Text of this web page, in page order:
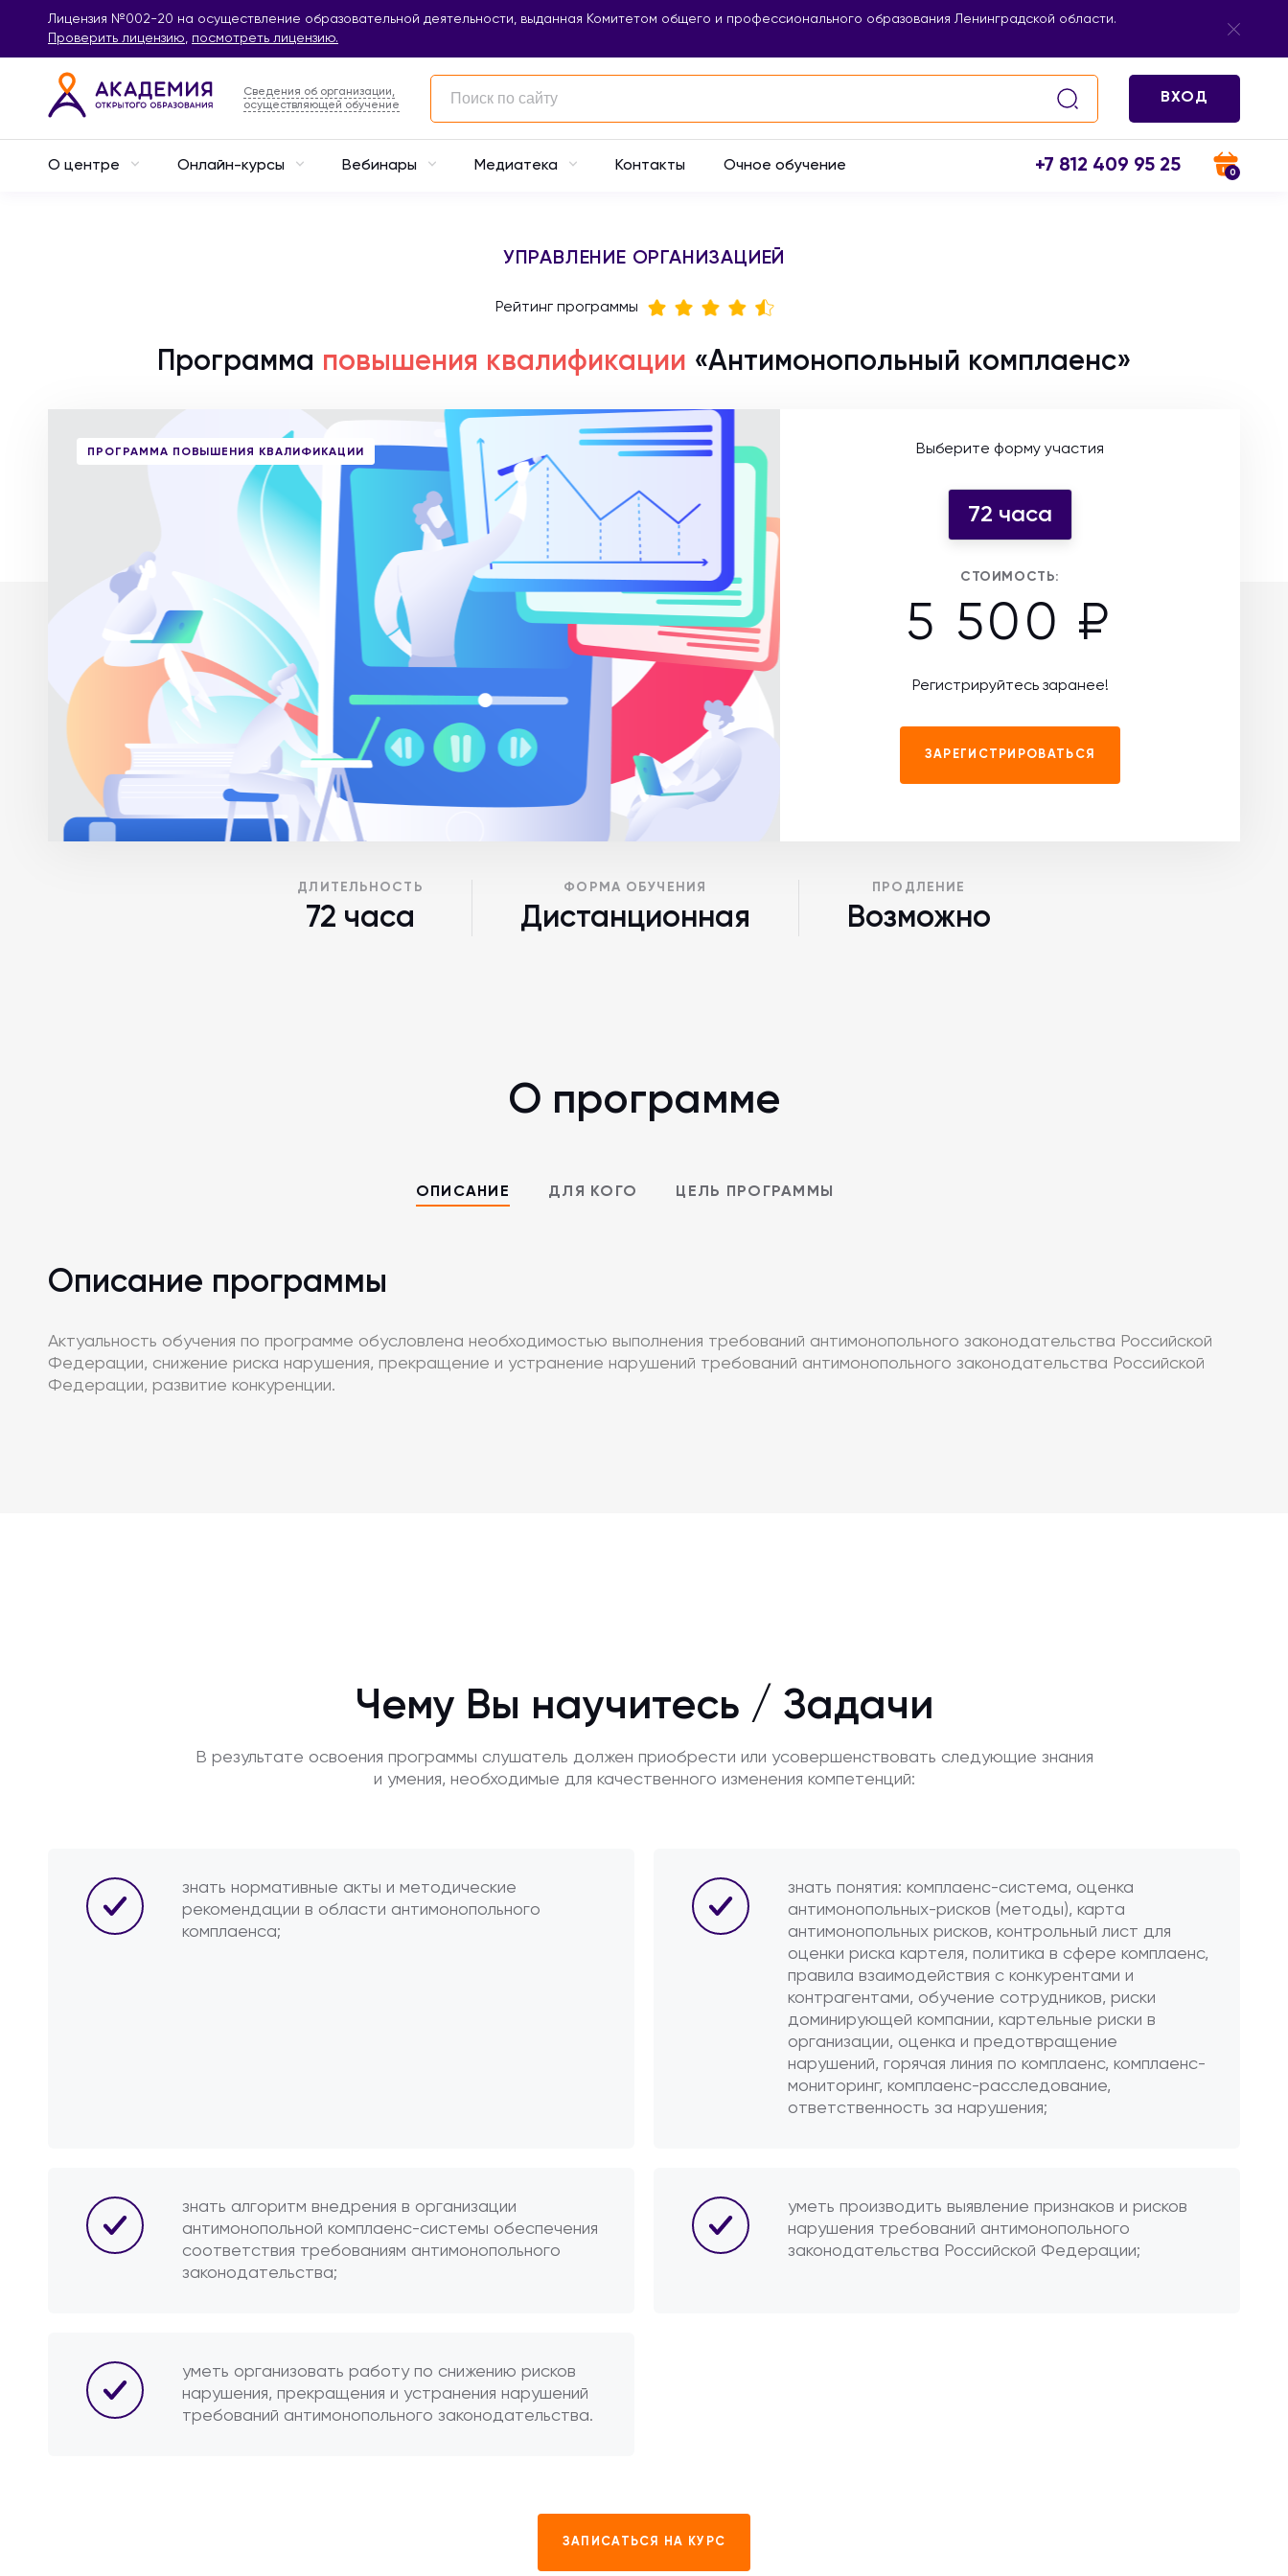
Лицензия №002-20 на осуществление образовательной деятельности, выданная Комитетом общего и профессионального образования Ленинградской области.
Проверить лицензию, посмотреть лицензию.
Сведения об организации,
осуществляющей обучение
ВХОД
О центре Онлайн-курсы Вебинары Медиатека Контакты Очное обучение +7 812 409 95 25 0
УПРАВЛЕНИЕ ОРГАНИЗАЦИЕЙ
Рейтинг программы
Программа повышения квалификации «Антимонопольный комплаенс»
ПРОГРАММА ПОВЫШЕНИЯ КВАЛИФИКАЦИИ Выберите форму участия
72 часа
СТОИМОСТЬ:
5 500 ₽
Регистрируйтесь заранее!
ЗАРЕГИСТРИРОВАТЬСЯ
ДЛИТЕЛЬНОСТЬ
72 часа
ФОРМА ОБУЧЕНИЯ
Дистанционная
ПРОДЛЕНИЕ
Возможно
О программе
ОПИСАНИЕ ДЛЯ КОГО ЦЕЛЬ ПРОГРАММЫ
Описание программы
Актуальность обучения по программе обусловлена необходимостью выполнения требований антимонопольного законодательства Российской
Федерации, снижение риска нарушения, прекращение и устранение нарушений требований антимонопольного законодательства Российской
Федерации, развитие конкуренции.
Чему Вы научитесь / Задачи
В результате освоения программы слушатель должен приобрести или усовершенствовать следующие знания
и умения, необходимые для качественного изменения компетенций:
знать нормативные акты и методические
рекомендации в области антимонопольного
комплаенса;
знать понятия: комплаенс-система, оценка
антимонопольных-рисков (методы), карта
антимонопольных рисков, контрольный лист для
оценки риска картеля, политика в сфере комплаенс,
правила взаимодействия с конкурентами и
контрагентами, обучение сотрудников, риски
доминирующей компании, картельные риски в
организации, оценка и предотвращение
нарушений, горячая линия по комплаенс, комплаенс-
мониторинг, комплаенс-расследование,
ответственность за нарушения;
знать алгоритм внедрения в организации
антимонопольной комплаенс-системы обеспечения
соответствия требованиям антимонопольного
законодательства;
уметь производить выявление признаков и рисков
нарушения требований антимонопольного
законодательства Российской Федерации;
уметь организовать работу по снижению рисков
нарушения, прекращения и устранения нарушений
требований антимонопольного законодательства.
ЗАПИСАТЬСЯ НА КУРС